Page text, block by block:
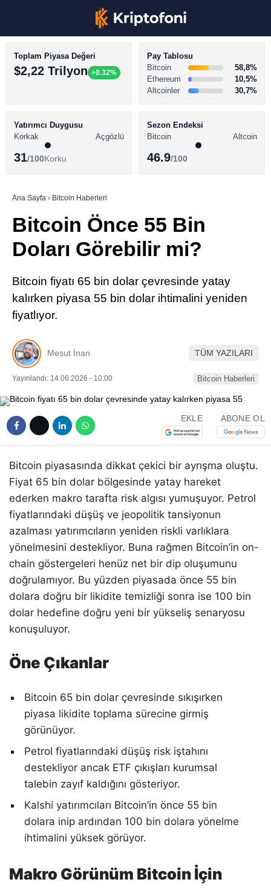
Youtube
TikTok
Pinterest
Telegram
BİTCOİN HABERLERİ
ALTCOİN HABERLERİ
SÖZLÜK
Toplam Piyasa Değeri
$2,22 Trilyon +0.32%
Pay Tablosu
Bitcoin
58,8%
Ethereum
10,5%
Altcoinler
30,7%
Yatırımcı Duygusu
Korkak
Açgözlü
31/100Korku
Sezon Endeksi
Bitcoin
Altcoin
46.9/100
Ana Sayfa › Bitcoin Haberleri
Bitcoin Önce 55 Bin
Doları Görebilir mi?
Bitcoin fiyatı 65 bin dolar çevresinde yatay
kalırken piyasa 55 bin dolar ihtimalini yeniden
fiyatlıyor.
Mesut İnan TÜM YAZILARI
Yayınlandı: 14.06.2026 - 10:00 Bitcoin Haberleri
EKLE ABONE OL
Bitcoin piyasasında dikkat çekici bir ayrışma oluştu.
Fiyat 65 bin dolar bölgesinde yatay hareket
ederken makro tarafta risk algısı yumuşuyor. Petrol
fiyatlarındaki düşüş ve jeopolitik tansiyonun
azalması yatırımcıların yeniden riskli varlıklara
yönelmesini destekliyor. Buna rağmen Bitcoin’in on-
chain göstergeleri henüz net bir dip oluşumunu
doğrulamıyor. Bu yüzden piyasada önce 55 bin
dolara doğru bir likidite temizliği sonra ise 100 bin
dolar hedefine doğru yeni bir yükseliş senaryosu
konuşuluyor.
Öne Çıkanlar
Bitcoin 65 bin dolar çevresinde sıkışırken
piyasa likidite toplama sürecine girmiş
görünüyor.
Petrol fiyatlarındaki düşüş risk iştahını
destekliyor ancak ETF çıkışları kurumsal
talebin zayıf kaldığını gösteriyor.
Kalshi yatırımcıları Bitcoin’in önce 55 bin
dolara inip ardından 100 bin dolara yönelme
ihtimalini yüksek görüyor.
Makro Görünüm Bitcoin İçin